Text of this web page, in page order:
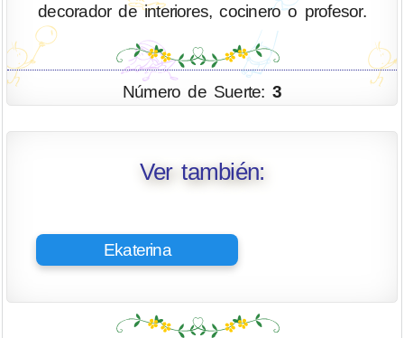
decorador de interiores, cocinero o profesor.
Número de Suerte: 3
Ver también:
Ekaterina